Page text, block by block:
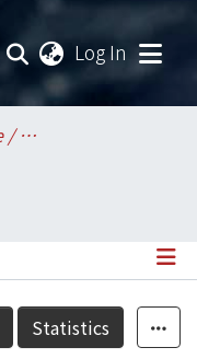
Log In
College of Life Science / 生命科學院
Statistics